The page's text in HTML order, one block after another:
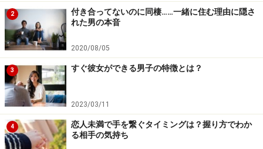
2
付き合ってないのに同棲……一緒に住む理由に隠さ
れた男の本音
2020/08/05
3 すぐ彼女ができる男子の特徴とは？
2023/03/11
4
恋人未満で手を繋ぐタイミングは？握り方でわか
る相手の気持ち